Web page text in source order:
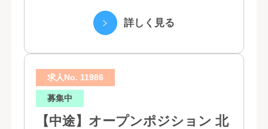
たちは、クラウド、ネットワーク、セキュ
リティといっ...
詳しく見る
求人No. 11986
募集中
【中途】オープンポジション 北